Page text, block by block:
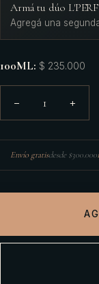
Armá tu dúo
Agregá una
100ML: $ 235.000
− 1 +
Envío gratisdesde $300.000